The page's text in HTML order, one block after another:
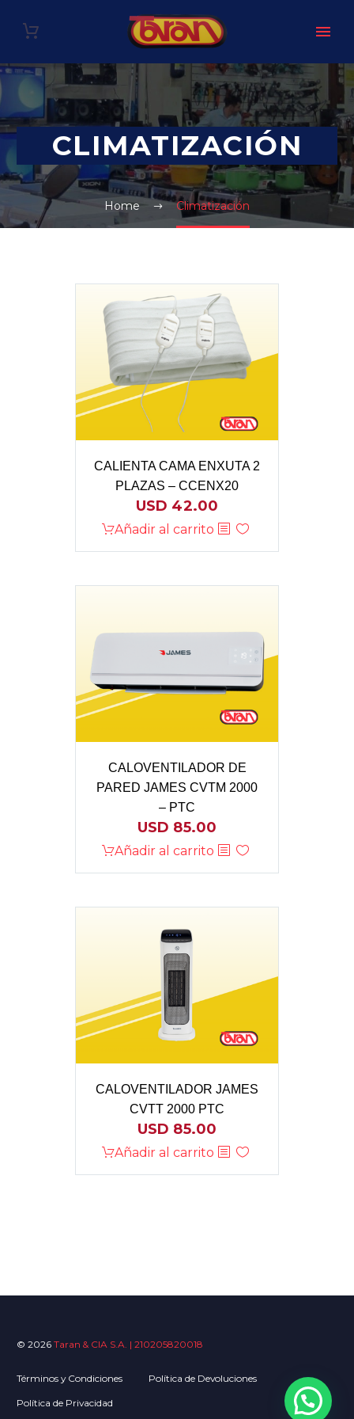
CLIMATIZACIÓN
Home Climatización
CALIENTA CAMA ENXUTA 2
PLAZAS – CCENX20
USD 42.00
Añadir al carrito
CALOVENTILADOR DE
PARED JAMES CVTM 2000
– PTC
USD 85.00
Añadir al carrito
CALOVENTILADOR JAMES
CVTT 2000 PTC
USD 85.00
Añadir al carrito
© 2026 Taran & CIA S.A. | 210205820018
Términos y Condiciones Política de Devoluciones
Política de Privacidad